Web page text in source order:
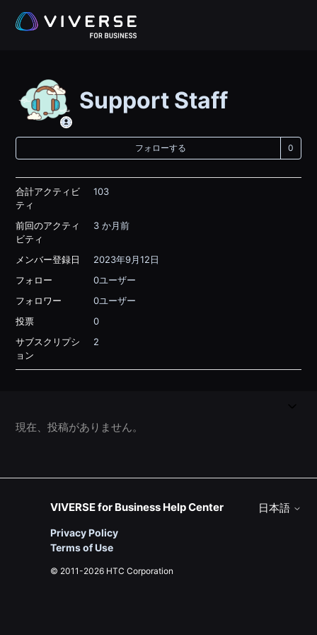
Support Staff
フォローする 0
合計アクティビ
ティ
103
前回のアクティ
ビティ
3 か月前
メンバー登録日
2023年9月12日
フォロー
0ユーザー
フォロワー
0ユーザー
投票
0
サブスクリプシ
ョン
2
現在、投稿がありません。
VIVERSE for Business Help Center
Privacy Policy
Terms of Use
© 2011-2026 HTC Corporation
日本語